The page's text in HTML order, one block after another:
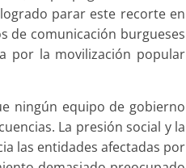
parar este recorte en
de comunicación burgueses
por la movilización popular
ningún equipo de gobierno
La presión social y la
las entidades afectadas por